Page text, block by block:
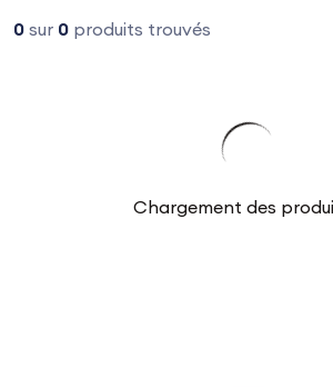
0 sur 0 produits trouvés
Chargement des